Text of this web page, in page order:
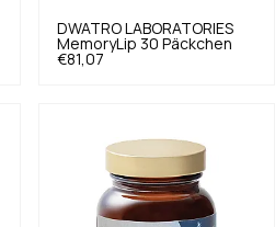
DWATRO LABORATORIES
MemoryLip 30 Päckchen
€81,07